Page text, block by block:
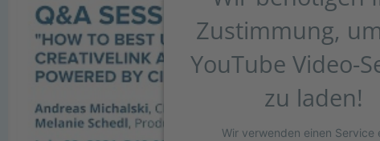
Zustimmung,
YouTube Video-
zu laden!
Wir verwenden einen Service